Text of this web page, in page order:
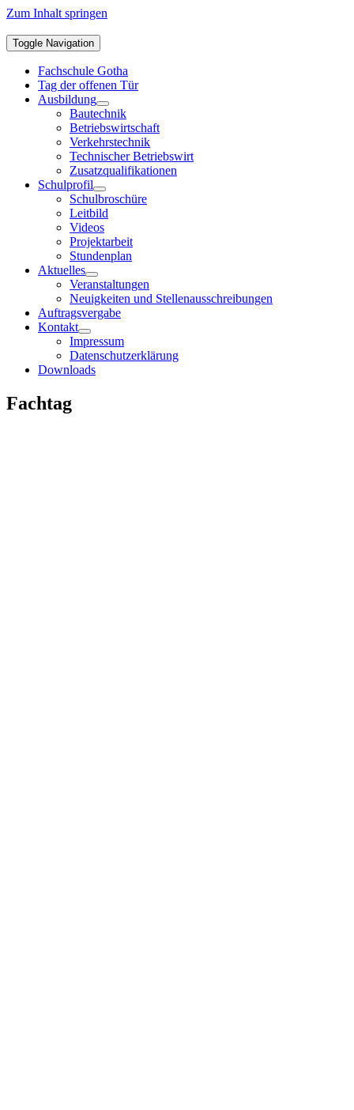
Zum Inhalt springen
Toggle Navigation
Fachschule Gotha
Tag der offenen Tür
Ausbildung
Bautechnik
Betriebswirtschaft
Verkehrstechnik
Technischer Betriebswirt
Zusatzqualifikationen
Schulprofil
Schulbroschüre
Leitbild
Videos
Projektarbeit
Stundenplan
Aktuelles
Veranstaltungen
Neuigkeiten und Stellenausschreibungen
Auftragsvergabe
Kontakt
Impressum
Datenschutzerklärung
Downloads
Fachtag